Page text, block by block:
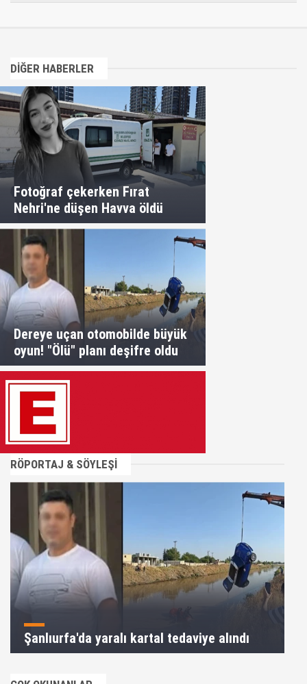
DİĞER HABERLER
Fotoğraf çekerken Fırat
Nehri'ne düşen Havva öldü
Dereye uçan otomobilde büyük
oyun! "Ölü" planı deşifre oldu
RÖPORTAJ & SÖYLEŞİ
Şanlıurfa'da yaralı kartal tedaviye alındı